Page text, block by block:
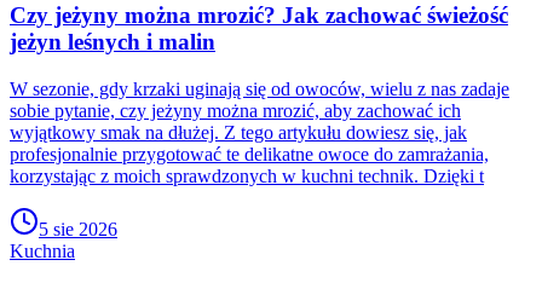
Czy jeżyny można mrozić? Jak zachować świeżość
jeżyn leśnych i malin
W sezonie, gdy krzaki uginają się od owoców, wielu z nas zadaje
sobie pytanie, czy jeżyny można mrozić, aby zachować ich
wyjątkowy smak na dłużej. Z tego artykułu dowiesz się, jak
profesjonalnie przygotować te delikatne owoce do zamrażania,
korzystając z moich sprawdzonych w kuchni technik. Dzięki t
5 sie 2026
Kuchnia